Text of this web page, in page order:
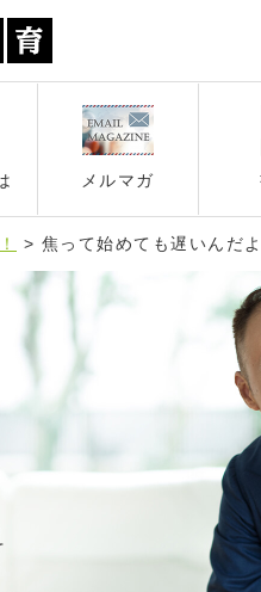
メルマガ
> 焦って始めても遅いんだよ